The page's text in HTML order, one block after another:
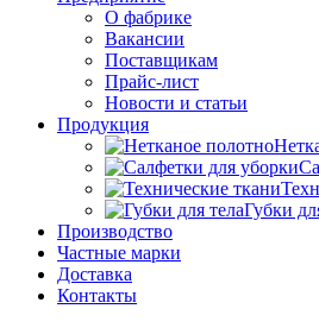
О фабрике
Вакансии
Поставщикам
Прайс-лист
Новости и статьи
Продукция
Губки
Производство
Частные марки
Доставка
Контакты